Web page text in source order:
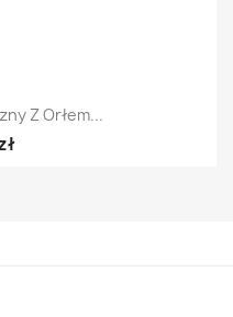
Z Orłem...